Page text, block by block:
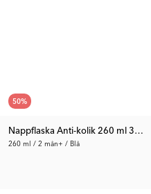
50%
Nappflaska Anti-kolik 260 ml 3-pack
260 ml / 2 mån+ / Blå